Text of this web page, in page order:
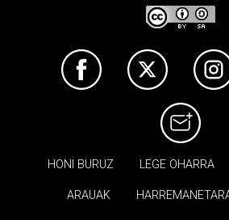
HONI BURUZ LEGE OHARRA
ARAUAK